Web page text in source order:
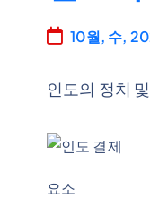
10월, 수,
인도의 정치
요소